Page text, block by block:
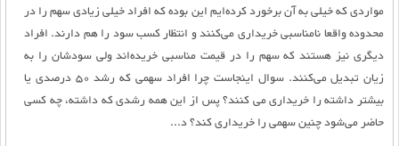
مواردی که خیلی به آن برخورد کرده‌ایم این بوده که افراد خیلی زیادی سهم را در
محدوده واقعا نامناسبی خریداری می‌کنند و انتظار کسب سود را هم دارند. افراد
دیگری نیز هستند که سهم را در قیمت مناسبی خریده‌اند ولی سودشان را به
زیان تبدیل می‌کنند. سوال اینجاست چرا افراد سهمی که رشد 50 درصدی یا
بیشتر داشته را خریداری می کنند؟ پس از این همه رشدی که داشته، چه کسی
حاضر می‌شود چنین سهمی را خریداری کند؟ د...